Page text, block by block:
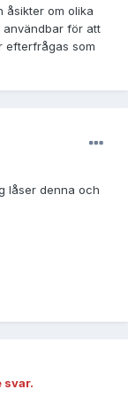
åsikter om olika
användbar för att
efterfrågas som
låser denna och
svar.